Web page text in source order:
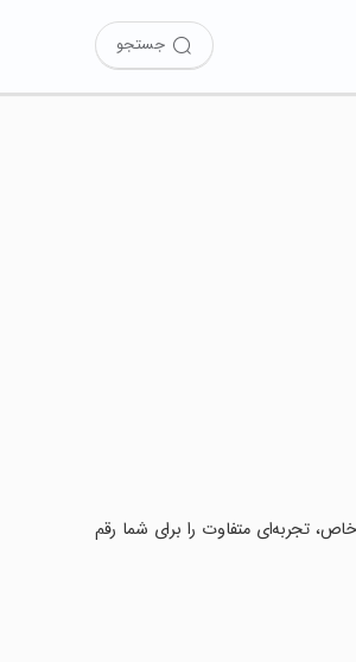
جستجو
خاص، تجربه‌ای متفاوت را برای شما رقم